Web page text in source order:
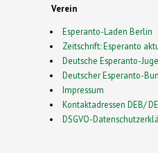
Verein
Esperanto-Laden Berlin
Zeitschrift: Esperanto
Deutsche Esperanto-
Deutscher Esperanto-
Impressum
Kontaktadressen DEB/
DSGVO-